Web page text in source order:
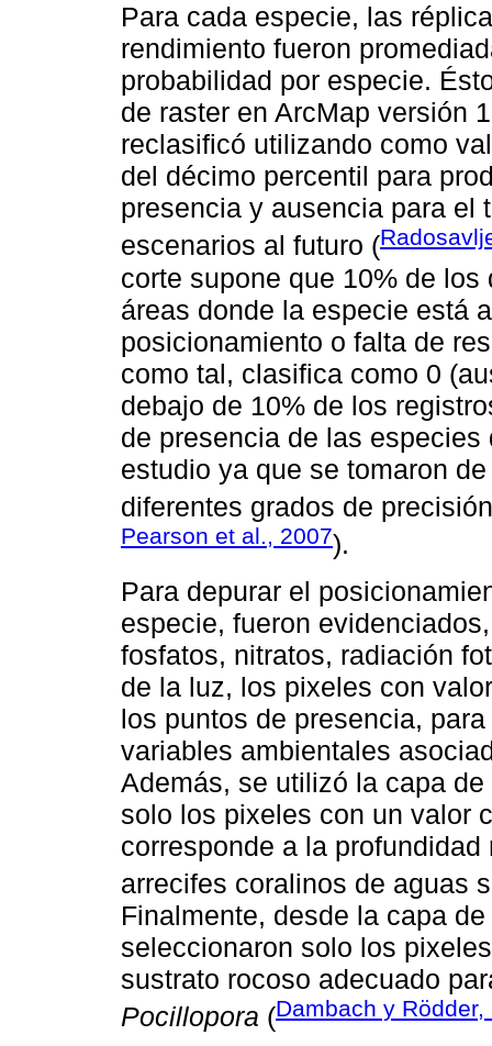
Para cada especie, las
rendimiento fueron
probabilidad por especie.
de raster en ArcMap versión
reclasificó utilizando como
del décimo percentil para
presencia y ausencia para el
escenarios al futuro (
corte supone que 10% de
áreas donde la especie está
posicionamiento o falta de
como tal, clasifica como 0
debajo de 10% de los
de presencia de las
estudio ya que se tomaron
diferentes grados de
Pearson et al., 2007).
Para depurar el
especie, fueron
fosfatos, nitratos, radiación
de la luz, los pixeles con
los puntos de presencia,
variables ambientales
Además, se utilizó la capa
solo los pixeles con un valor
corresponde a la
arrecifes coralinos de aguas
Finalmente, desde la capa
seleccionaron solo los
sustrato rocoso adecuado
Pocillopora (Dambach y Rödder,